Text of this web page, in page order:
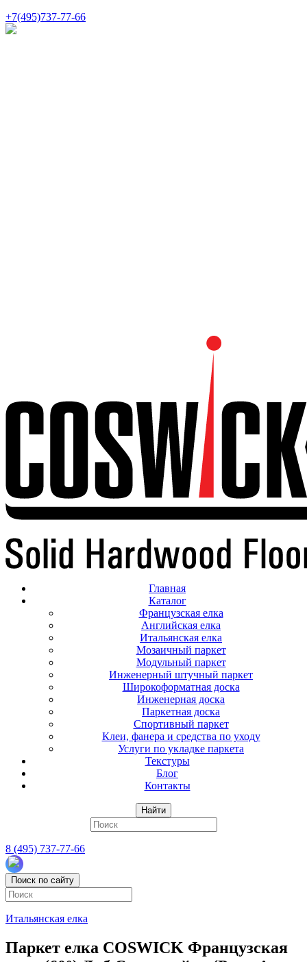
+7(495)737-77-66
Главная
Каталог
Французская елка
Английская елка
Итальянская елка
Мозаичный паркет
Модульный паркет
Инженерный штучный паркет
Широкоформатная доска
Инженерная доска
Паркетная доска
Спортивный паркет
Клеи, фанера и средства по уходу
Услуги по укладке паркета
Текстуры
Блог
Контакты
Найти
8 (495) 737-77-66
Поиск по сайту
Итальянская елка
Паркет елка COSWICK Французская